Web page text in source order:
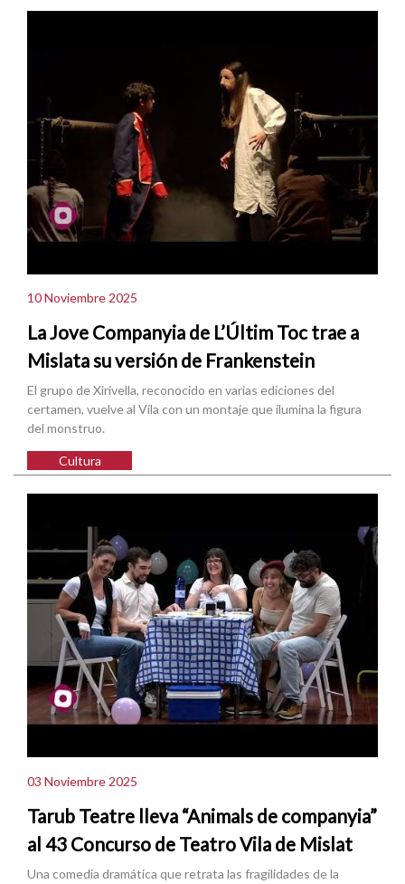
10 Noviembre 2025
La Jove Companyia de L’Últim Toc trae a
Mislata su versión de Frankenstein
El grupo de Xirivella, reconocido en varias ediciones del
certamen, vuelve al Vila con un montaje que ilumina la figura
del monstruo.
Cultura
03 Noviembre 2025
Tarub Teatre lleva “Animals de companyia”
al 43 Concurso de Teatro Vila de Mislat
Una comedia dramática que retrata las fragilidades de la